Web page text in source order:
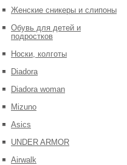
Женские сникеры и слипоны
Обувь для детей и
подростков
Носки, колготы
Diadora
Diadora woman
Mizuno
Asics
UNDER ARMOR
Airwalk